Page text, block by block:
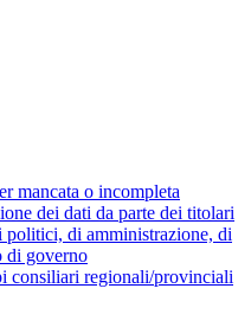
mancata o incompleta
dei dati da parte dei titolari
politici, di amministrazione, di
di governo
consiliari regionali/provinciali